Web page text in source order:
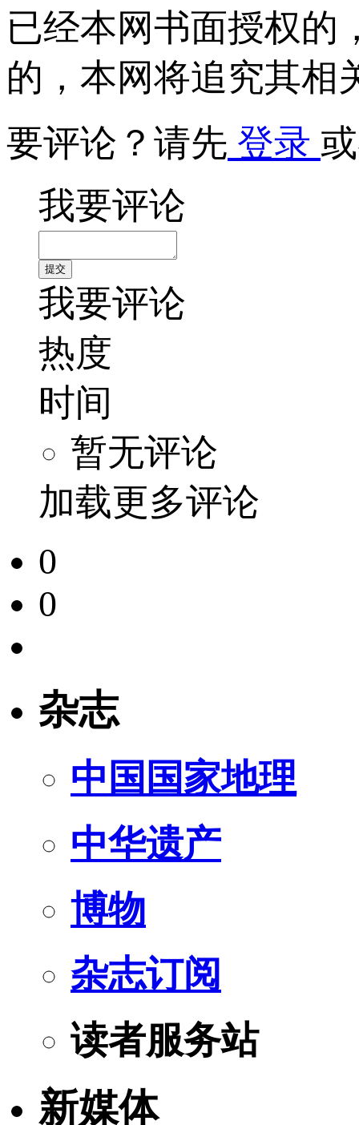
已经本网书面授权的
的，本网将追究其相
要评论？请先 登录
我要评论
我要评论
热度
时间
暂无评论
加载更多评论
0
0
杂志
中国国家地理
中华遗产
博物
杂志订阅
读者服务站
新媒体